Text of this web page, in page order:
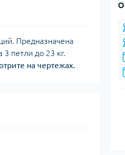
Предназначена
петли до 23 кг.
на чертежах.